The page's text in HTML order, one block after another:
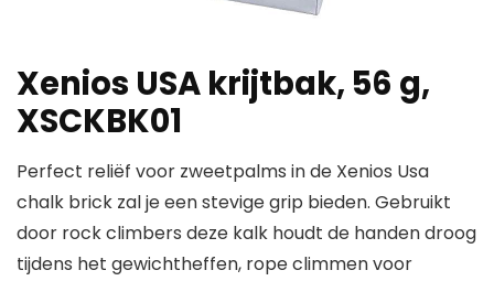
Xenios USA krijtbak, 56 g,
XSCKBK01
Perfect reliëf voor zweetpalms in de Xenios Usa
chalk brick zal je een stevige grip bieden. Gebruikt
door rock climbers deze kalk houdt de handen droog
tijdens het gewichtheffen, rope climmen voor